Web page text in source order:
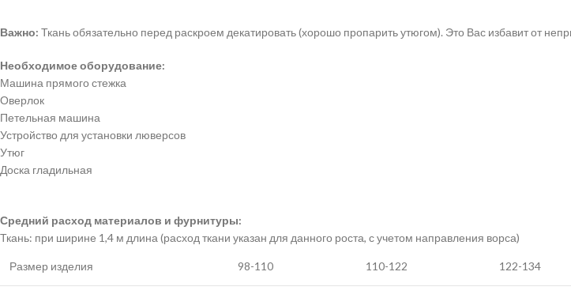
Важно: Ткань обязательно перед раскроем декатировать (хорошо пропарить утюгом). Это Вас избавит от
Необходимое оборудование:
Машина прямого стежка
Оверлок
Петельная машина
Устройство для установки люверсов
Утюг
Доска гладильная
Средний расход материалов и фурнитуры:
Ткань: при ширине 1,4 м длина (расход ткани указан для данного роста, с учетом направления ворса)
Размер изделия 98-110 110-122 122-134